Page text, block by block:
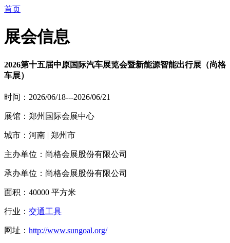
首页
展会信息
2026第十五届中原国际汽车展览会暨新能源智能出行展（尚格
车展）
时间：2026/06/18---2026/06/21
展馆：郑州国际会展中心
城市：河南 | 郑州市
主办单位：尚格会展股份有限公司
承办单位：尚格会展股份有限公司
面积：40000 平方米
行业： 交通工具
网址： http://www.sungoal.org/